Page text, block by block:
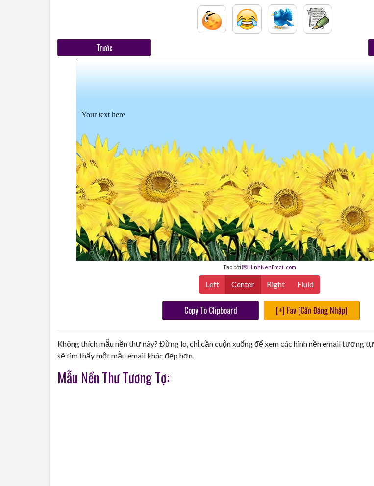
Trước
Your text here
Tạo bởi 💌 HinhNenEmail.com
Left Center Right Fluid
Copy To Clipboard [+] Fav (Cần Đăng Nhập)
Không thích mẫu nền thư này? Đừng lo, chỉ cần cuộn xuống để xem các hình nền email tương
sẽ tìm thấy một mẫu email khác đẹp hơn.
Mẫu Nền Thư Tương Tợ: